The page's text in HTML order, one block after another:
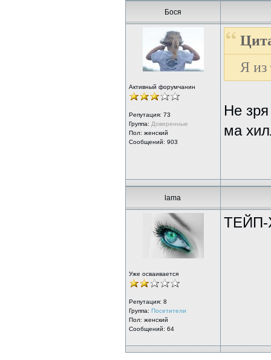
Бося
Активный форумчанин
Репутация: 73
Группа: Доверенные
Пол: женский
Сообщений: 903
Я из
Не
ма
lama
Уже осваивается
Репутация: 8
Группа: Посетители
Пол: женский
Сообщений: 64